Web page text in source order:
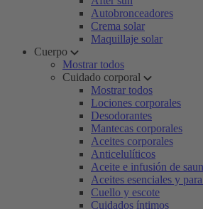
Autobronceadores
Crema solar
Maquillaje solar
Cuerpo
Mostrar todos
Cuidado corporal
Mostrar todos
Lociones corporales
Desodorantes
Mantecas corporales
Aceites corporales
Anticelulíticos
Aceite e infusión de
Aceites esenciales y
Cuello y escote
Cuidados íntimos